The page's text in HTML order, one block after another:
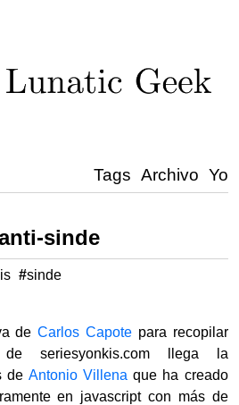
Tags Archivo Yo
sinde
#sinde
deCarlos Capote para recopilar
seriesyonkis.com llega la
de Antonio Villena que ha creado
en javascript con más de